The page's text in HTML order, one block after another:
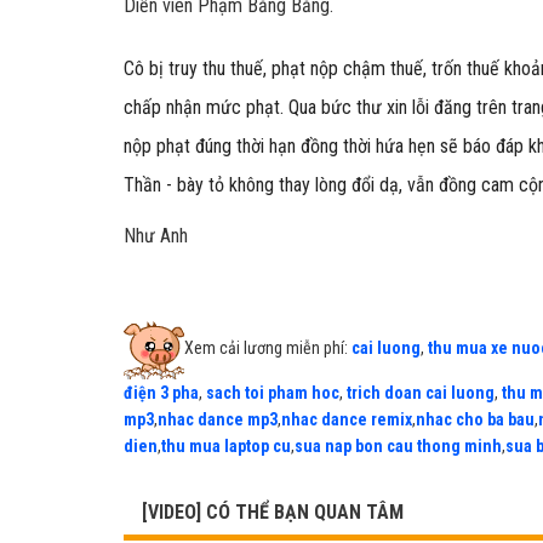
Diễn viên Phạm Băng Băng.
Cô bị truy thu thuế, phạt nộp chậm thuế, trốn thuế
chấp nhận mức phạt. Qua bức thư xin lỗi đăng trên
nộp phạt đúng thời hạn đồng thời hứa hẹn sẽ báo đáp
Thần - bày tỏ không thay lòng đổi dạ, vẫn đồng cam
Như Anh
Xem cải lương miễn phí: cai luong, thu mua xe
điện 3 pha, sach toi pham hoc, trich doan cai luong, thu
mp3,nhac dance mp3,nhac dance remix,nhac cho ba bau,
dien,thu mua laptop cu,sua nap bon cau thong minh,sua
[VIDEO] CÓ THỂ BẠN QUAN TÂM